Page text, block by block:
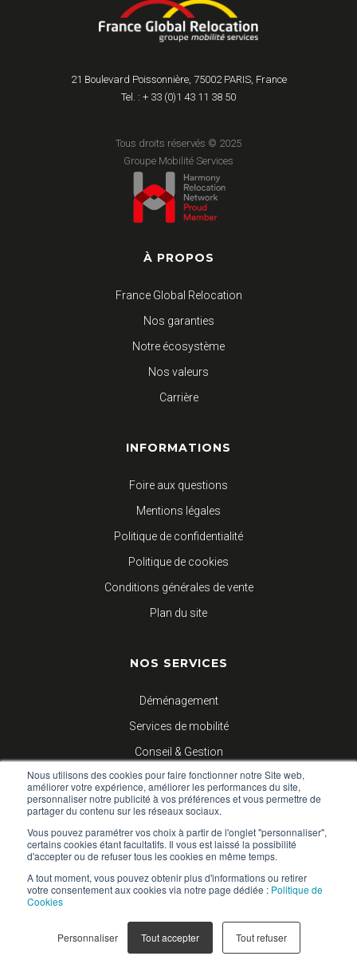
Nous utilisons des cookies pour faire fonctionner notre Site web,
améliorer votre expérience, améliorer les performances du site,
personnaliser notre publicité à vos préférences et vous permettre de
partager du contenu sur les réseaux sociaux.
Vous pouvez paramétrer vos choix à partir de l'onglet "personnaliser",
certains cookies étant facultatifs. Il vous est laissé la possibilité
d'accepter ou de refuser tous les cookies en même temps.
A tout moment, vous pouvez obtenir plus d'informations ou retirer
votre consentement aux cookies via notre page dédiée : Politique de
Cookies
Personnaliser Tout accepter Tout refuser
21 Boulevard Poissonnière, 75002 PARIS, France
Tel. : + 33 (0)1 43 11 38 50
Tous droits réservés © 2025
Groupe Mobilité Services
À PROPOS
France Global Relocation
Nos garanties
Notre écosystème
Nos valeurs
Carrière
INFORMATIONS
Foire aux questions
Mentions légales
Politique de confidentialité
Politique de cookies
Conditions générales de vente
Plan du site
NOS SERVICES
Déménagement
Services de mobilité
Conseil & Gestion
Logistique d’entreprises
NOUS SUIVRE
Facebook
Linkedin